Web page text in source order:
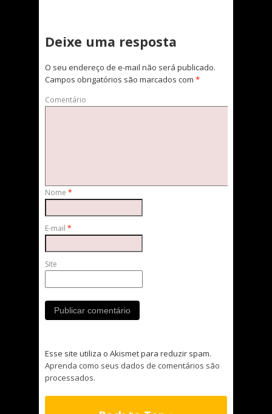
Deixe uma resposta
O seu endereço de e-mail não será publicado.
Campos obrigatórios são marcados com *
Comentário
Nome *
E-mail *
Site
Esse site utiliza o Akismet para reduzir spam.
Aprenda como seus dados de comentários são
processados.